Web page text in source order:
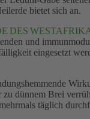
bietet sich an.
DES
und
eingesetzt
dünnem Brei
täglich